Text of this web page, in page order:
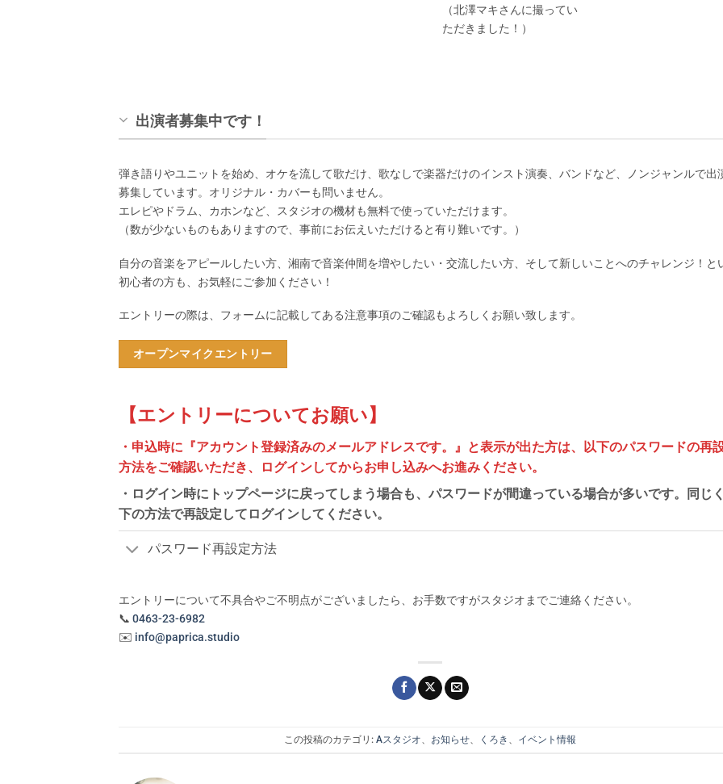
（北澤マキさんに撮ってい
ただきました！）
出演者募集中です！
弾き語りやユニットを始め、オケを流して歌だけ、歌なしで楽器だけのインスト演奏、バンドなど、ノンジャンルで出
募集しています。オリジナル・カバーも問いません。
エレピやドラム、カホンなど、スタジオの機材も無料で使っていただけます。
（数が少ないものもありますので、事前にお伝えいただけると有り難いです。）
自分の音楽をアピールしたい方、湘南で音楽仲間を増やしたい・交流したい方、そして新しいことへのチャレンジ！と
初心者の方も、お気軽にご参加ください！
エントリーの際は、フォームに記載してある注意事項のご確認もよろしくお願い致します。
オープンマイクエントリー
【エントリーについてお願い】
・申込時に『アカウント登録済みのメールアドレスです。』と表示が出た方は、以下のパスワードの再
方法をご確認いただき、ログインしてからお申し込みへお進みください。
・ログイン時にトップページに戻ってしまう場合も、パスワードが間違っている場合が多いです。同じ
下の方法で再設定してログインしてください。
パスワード再設定方法
エントリーについて不具合やご不明点がございましたら、お手数ですがスタジオまでご連絡ください。
📞 0463-23-6982
✉️ info@paprica.studio
この投稿のカテゴリ:Aスタジオ、 お知らせ、 くろき 、 イベント情報